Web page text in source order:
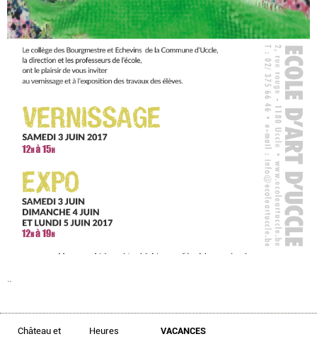
Château et Heures VACANCES